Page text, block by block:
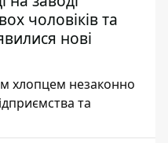
чоловіків та
нові
хлопцем незаконно
та